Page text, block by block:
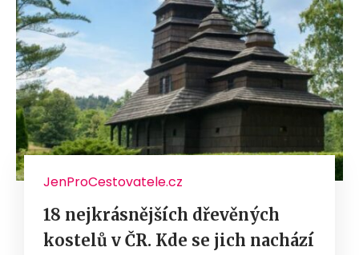
JenProCestovatele.cz
18 nejkrásnějších dřevěných
kostelů v ČR. Kde se jich nachází